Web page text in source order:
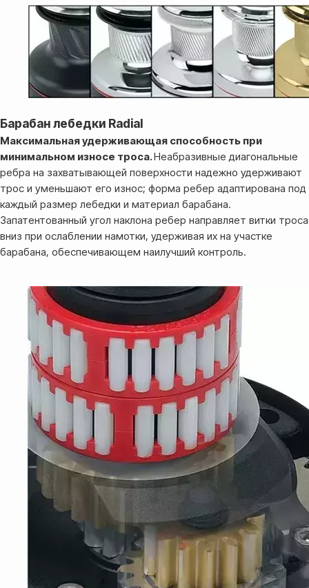
Барабан лебедки Radial
Максимальная удерживающая способность при
минимальном износе троса.Неабразивные диагональные
ребра на захватывающей поверхности надежно удерживают
трос и уменьшают его износ; форма ребер адаптирована под
каждый размер лебедки и материал барабана.
Запатентованный угол наклона ребер направляет витки троса
вниз при ослаблении намотки, удерживая их на участке
барабана, обеспечивающем наилучший контроль.
Банковской картой системы,
либо другим безналичным
переводом
Оплата
Доставка
Доставка товара осуществляется
почтовым сервисом СДЭК:
По России — 300₽,
срок доставки 2-3 дня
Оформление и отправка заказа
осуществляется
после полной предоплаты